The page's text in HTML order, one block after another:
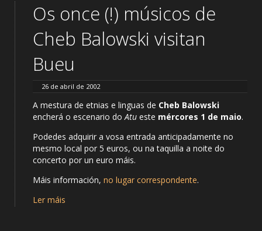
Os once (!) músicos de
Cheb Balowski visitan
Bueu
26 de abril de 2002
A mestura de etnias e linguas de Cheb Balowski
encherá o escenario doAtu este mércores 1 de maio.
Podedes adquirir a vosa entrada anticipadamente no
mesmo local por 5 euros, ou na taquilla a noite do
concerto por un euro máis.
Máis información, no lugar correspondente.
Ler máis